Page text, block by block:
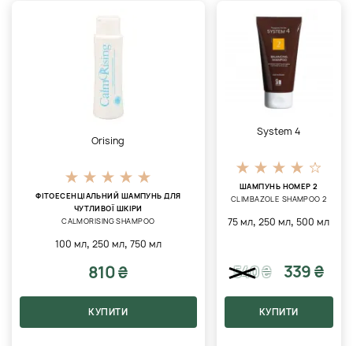
Orising
ФІТОЕСЕНЦІАЛЬНИЙ ШАМПУНЬ ДЛЯ
ЧУТЛИВОЇ ​​ШКІРИ
CALMORISING SHAMPOO
100 мл, 250 мл, 750 мл
810 ₴
КУПИТИ
System 4
ШАМПУНЬ НОМЕР 2
CLIMBAZOLE SHAMPOO 2
75 мл,250 мл, 500 мл
540₴ 339 ₴
КУПИТИ